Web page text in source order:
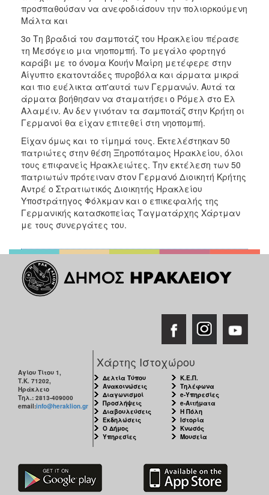
προσπαθούσαν να ανεφοδιάσουν την πολιορκούμενη
Μάλτα και
3ο Τη βραδιά του σαμποτάζ του Ηρακλείου πέρασε
τη Μεσόγειο μια νηοπομπή. Το μεγάλο φορτηγό
καράβι με το όνομα Κουήν Μαίρη μετέφερε στην
Αίγυπτο εκατοντάδες πυροβόλα και άρματα μικρά
και πιο ευέλικτα απ'αυτά των Γερμανών. Αυτά τα
άρματα βοήθησαν να σταματήσει ο Ρόμελ στο Ελ
Αλαμέιν. Αν δεν γινόταν τα σαμποτάζ στην Κρήτη οι
Γερμανοί θα είχαν επιτεθεί στη νηοπομπή.
Είχαν όμως και το τίμημά τους. Εκτελέστηκαν 50
πατριώτες στην θέση Ξηροπόταμος Ηρακλείου, όλοι
τους επιφανείς Ηρακλειώτες. Την εκτέλεση των 50
πατριωτών πρότειναν στον Γερμανό Διοικητή Κρήτης
Αντρέ ο Στρατιωτικός Διοικητής Ηρακλείου
Υποστράτηγος Φόλκμαν και ο επικεφαλής της
Γερμανικής κατασκοπείας Ταγματάρχης Χάρτμαν
με τους συνεργάτες του.
Αγίου Τίτου 1,
Τ.Κ. 71202,
Ηράκλειο
Τηλ.: 2813-409000
email:info@heraklion.gr
Χάρτης Ιστοχώρου
Δελτία Τύπου
Ανακοινώσεις
Διαγωνισμοί
Προσλήψεις
Διαβουλεύσεις
Εκδηλώσεις
Ο Δήμος
Υπηρεσίες
Κ.Ε.Π.
Τηλέφωνα
e-Υπηρεσίες
e-Αιτήματα
Η Πόλη
Ιστορία
Κνωσός
Μουσεία